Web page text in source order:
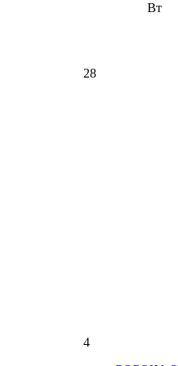
Вт
28
4